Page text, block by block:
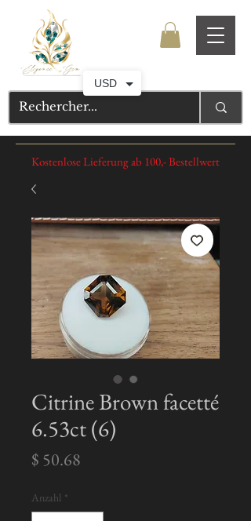
Kostenlose Lieferung ab 100,- Bestellwert
Citrine Brown facetté
6.53ct (6)
$ 50.68
Anzahl *
USD